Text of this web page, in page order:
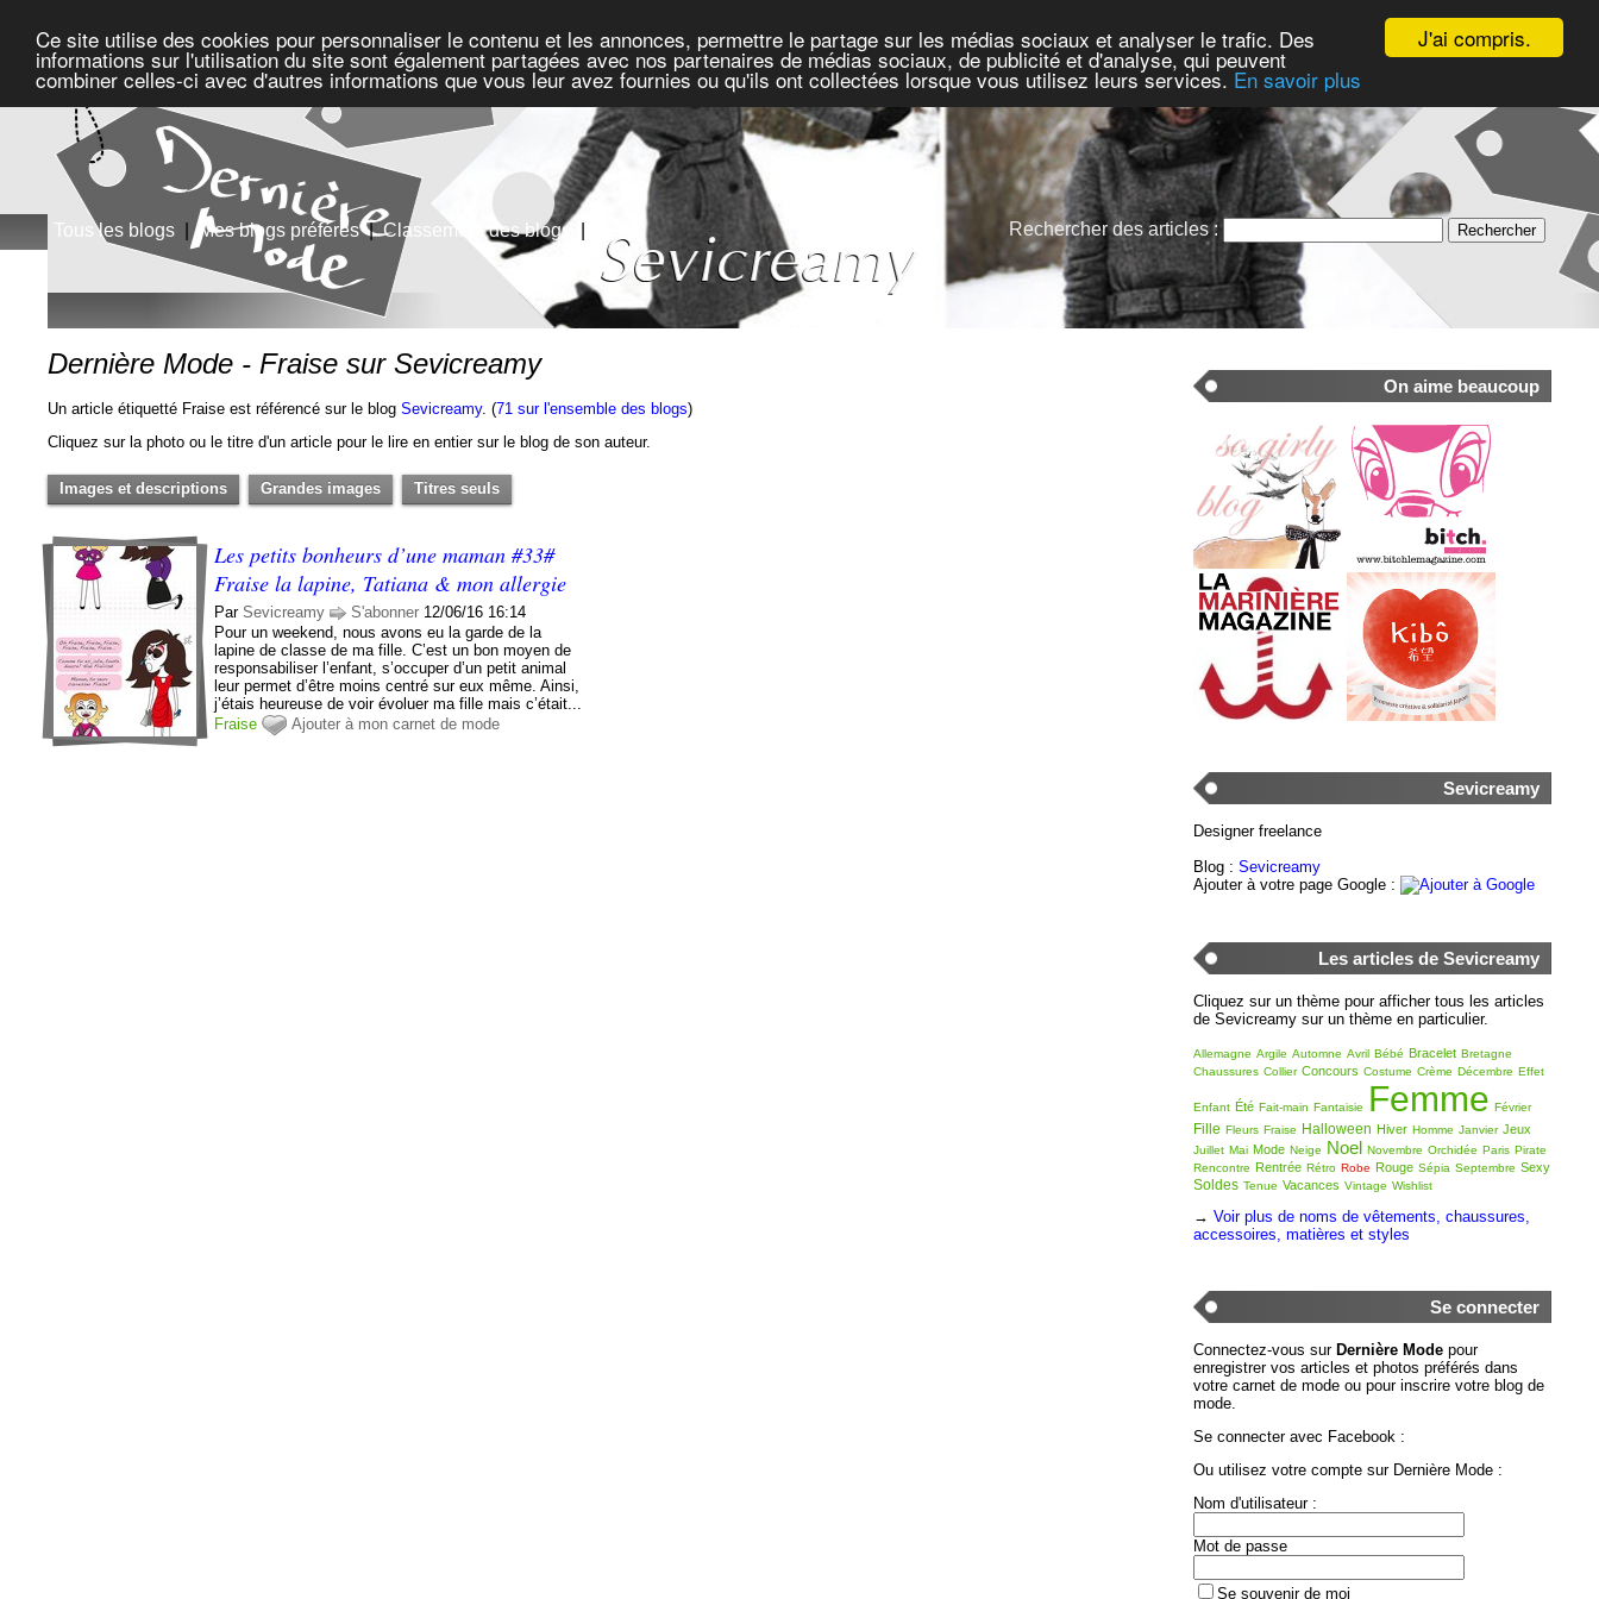
J'ai compris.
Ce site utilise des cookies pour personnaliser le contenu et les annonces, permettre le partage sur les médias sociaux et analyser le trafic. Des
informations sur l'utilisation du site sont également partagées avec nos partenaires de médias sociaux, de publicité et d'analyse, qui peuvent
combiner celles-ci avec d'autres informations que vous leur avez fournies ou qu'ils ont collectées lorsque vous utilisez leurs services. En savoir plus
Tous les blogs | Mes blogs préférés|Classement des blogs Rechercher des articles :
Dernière Mode - Fraise sur Sevicreamy
Un article étiquetté Fraise est référencé sur le blogSevicreamy. (71 sur l'ensemble des blogs)
Cliquez sur la photo ou le titre d'un article pour le lire en entier sur le blog de son auteur.
Images et descriptions Grandes images Titres seuls
Les petits bonheurs d’une maman #33#
Fraise la lapine, Tatiana & mon allergie
ParSevicreamy S'abonner 12/06/16 16:14
Pour un weekend, nous avons eu la garde de la
lapine de classe de ma fille. C’est un bon moyen de
responsabiliser l’enfant, s’occuper d’un petit animal
leur permet d’être moins centré sur eux même. Ainsi,
j’étais heureuse de voir évoluer ma fille mais c’était...
Fraise
Ajouter à mon carnet de mode
On aime beaucoup
Sevicreamy
Designer freelance
Blog : Sevicreamy
Ajouter à votre page Google :
Les articles de Sevicreamy
Cliquez sur un thème pour afficher tous les articles
de Sevicreamy sur un thème en particulier.
Allemagne Argile Automne Avril Bébé Bracelet Bretagne
Chaussures Collier Concours Costume Crème Décembre Effet
Enfant Été Fait-main Fantaisie Femme Février
Fille Fleurs Fraise Halloween Hiver Homme Janvier Jeux
Juillet Mai Mode Neige Noel Novembre Orchidée Paris Pirate
Rencontre Rentrée Rétro Robe Rouge Sépia Septembre Sexy
Soldes Tenue Vacances Vintage Wishlist
→ Voir plus de noms de vêtements, chaussures,
accessoires, matières et styles
Se connecter
Connectez-vous sur Dernière Modepour
enregistrer vos articles et photos préférés dans
votre carnet de mode ou pour inscrire votre blog de
mode.
Se connecter avec Facebook :
Ou utilisez votre compte sur Dernière Mode :
Nom d'utilisateur :
Mot de passe
Se souvenir de moi